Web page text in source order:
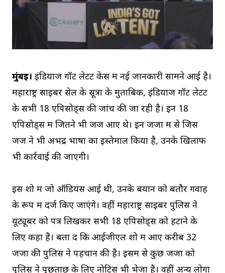
मुंबई। इंडियाज गॉट लेटेंट केस में नई जानकारी सामने आई है।
महाराष्ट्र साइबर सेल के सूत्रों के मुताबिक, इंडियाज गॉट लेटेंट
के सभी 18 एपिसोड्स की जांच की जा रही है। इन 18
एपिसोड्स में जितने भी जज आए थे। इन जजों में से जिस
जज ने भी अभद्र भाषा का इस्तेमाल किया है, उनके खिलाफ
भी कार्रवाई की जाएगी।
इस शो में जो ऑडियंस आई थी, उनके बयान को बतौर गवाह
के रूप में दर्ज किए जाएंगे। वहीं महाराष्ट्र साइबर पुलिस ने
यूट्यूबर को पत्र लिखकर सभी 18 एपिसोड्स को हटाने के
लिए कहा है। बता दें कि आईजीएल शो में आए करीब 32
जजों की पुलिस ने पहचान की है। इसमें से कुछ जजों को
पुलिस ने पूछताछ के लिए नोटिस भी भेजा है। वहीं अन्य लोगों